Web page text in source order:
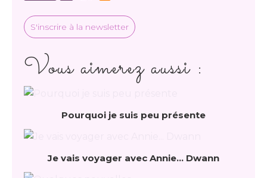
S'inscrire à la newsletter
Vous aimerez aussi :
Pourquoi je suis peu présente
Je vais voyager avec Annie... Dwann